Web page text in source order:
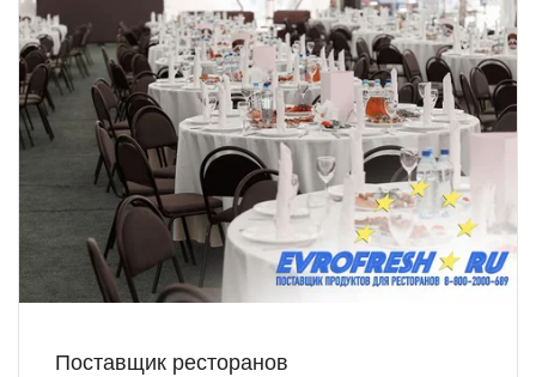
Поставщик ресторанов